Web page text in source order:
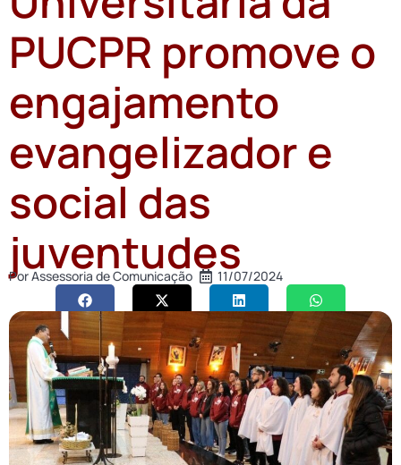
PUCPR promove o
engajamento
evangelizador e
social das
juventudes
PorAssessoria de Comunicação 11/07/2024